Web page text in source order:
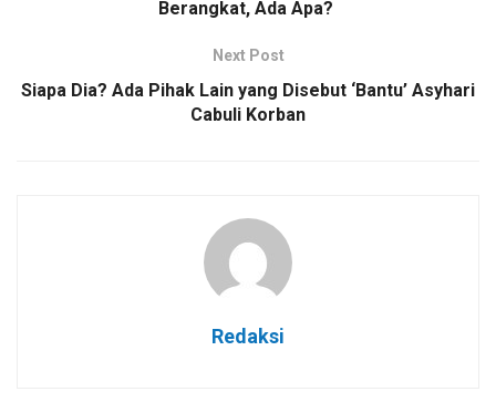
Berangkat, Ada Apa?
Next Post
Siapa Dia? Ada Pihak Lain yang Disebut ‘Bantu’ Asyhari
Cabuli Korban
Redaksi